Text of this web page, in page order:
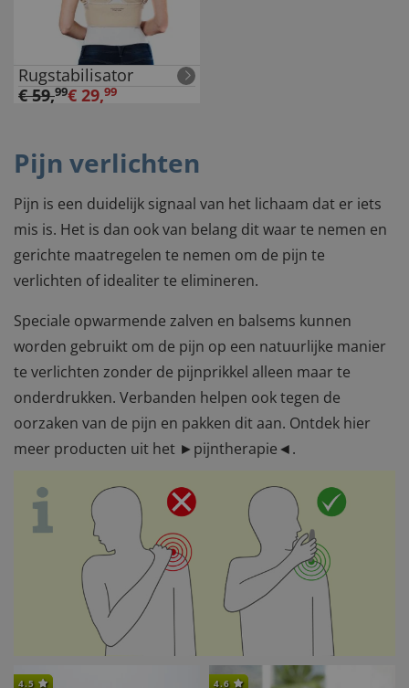
Rugstabilisator
€59,99€ 29,99
Pijn verlichten
Pijn is een duidelijk signaal van het lichaam dat er iets
mis is. Het is dan ook van belang dit waar te nemen en
gerichte maatregelen te nemen om de pijn te
verlichten of idealiter te elimineren.
Speciale opwarmende zalven en balsems kunnen
worden gebruikt om de pijn op een natuurlijke manier
te verlichten zonder de pijnprikkel alleen maar te
onderdrukken. Verbanden helpen ook tegen de
oorzaken van de pijn en pakken dit aan. Ontdek hier
meer producten uit het ► pijntherapie ◄.
4.5 4.6